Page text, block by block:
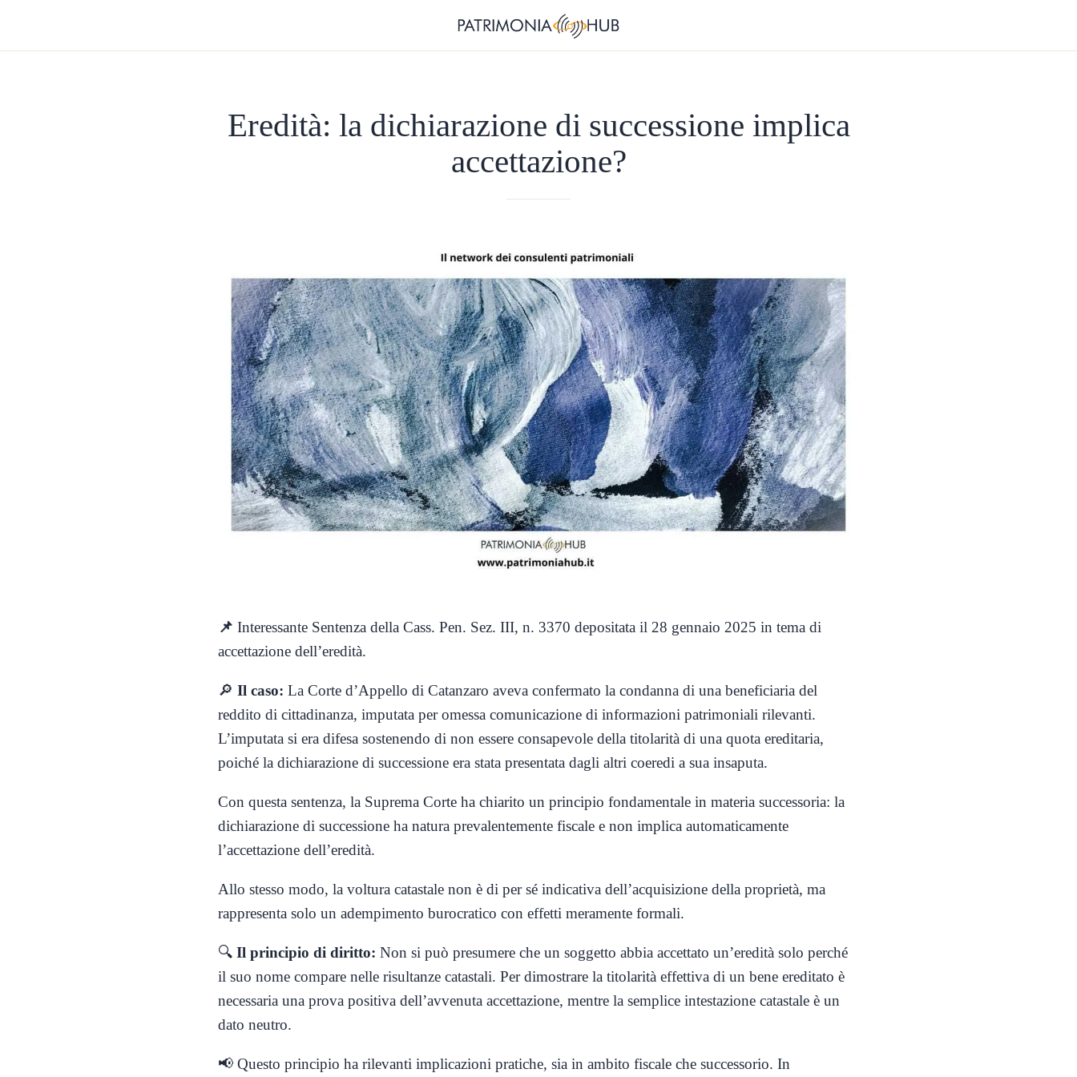
Eredità: la dichiarazione di successione implica
accettazione?
📌 Interessante Sentenza della Cass. Pen. Sez. III, n. 3370 depositata il 28 gennaio 2025 in tema di
accettazione dell’eredità.
🔎 Il caso: La Corte d’Appello di Catanzaro aveva confermato la condanna di una beneficiaria del
reddito di cittadinanza, imputata per omessa comunicazione di informazioni patrimoniali rilevanti.
L’imputata si era difesa sostenendo di non essere consapevole della titolarità di una quota ereditaria,
poiché la dichiarazione di successione era stata presentata dagli altri coeredi a sua insaputa.
Con questa sentenza, la Suprema Corte ha chiarito un principio fondamentale in materia successoria: la
dichiarazione di successione ha natura prevalentemente fiscale e non implica automaticamente
l’accettazione dell’eredità.
Allo stesso modo, la voltura catastale non è di per sé indicativa dell’acquisizione della proprietà, ma
rappresenta solo un adempimento burocratico con effetti meramente formali.
🔍 Il principio di diritto: Non si può presumere che un soggetto abbia accettato un’eredità solo perché
il suo nome compare nelle risultanze catastali. Per dimostrare la titolarità effettiva di un bene ereditato è
necessaria una prova positiva dell’avvenuta accettazione, mentre la semplice intestazione catastale è un
dato neutro.
📢 Questo principio ha rilevanti implicazioni pratiche, sia in ambito fiscale che successorio. In